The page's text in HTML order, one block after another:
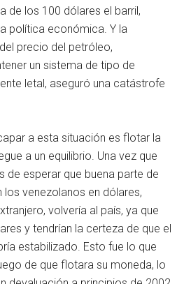
de los 100 dólares el barril,
política económica. Y la
precio del petróleo,
un sistema de tipo de
letal, aseguró una catástrofe
a esta situación es flotar la
a un equilibrio. Una vez que
de esperar que buena parte de
los venezolanos en dólares,
volvería al país, ya que
y tendrían la certeza de que el
estabilizado. Esto fue lo que
de que flotara su moneda, lo